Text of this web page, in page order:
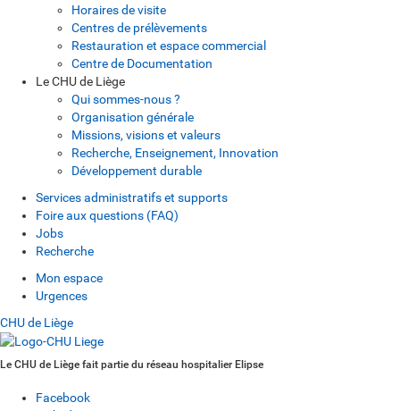
Horaires de visite
Centres de prélèvements
Restauration et espace commercial
Centre de Documentation
Le CHU de Liège
Qui sommes-nous ?
Organisation générale
Missions, visions et valeurs
Recherche, Enseignement, Innovation
Développement durable
Services administratifs et supports
Foire aux questions (FAQ)
Jobs
Recherche
Mon espace
Urgences
CHU de Liège
Le CHU de Liège fait partie du réseau hospitalier Elipse
Facebook